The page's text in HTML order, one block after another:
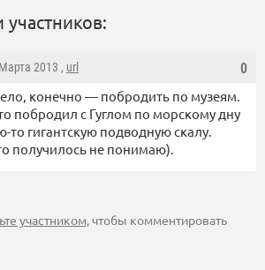
0
2013 , url
конечно — побродить по музеям.
побродил с Гуглом по морскому дну
то гигантскую подводную скалу.
получилось не понимаю).
участником, чтобы комментировать